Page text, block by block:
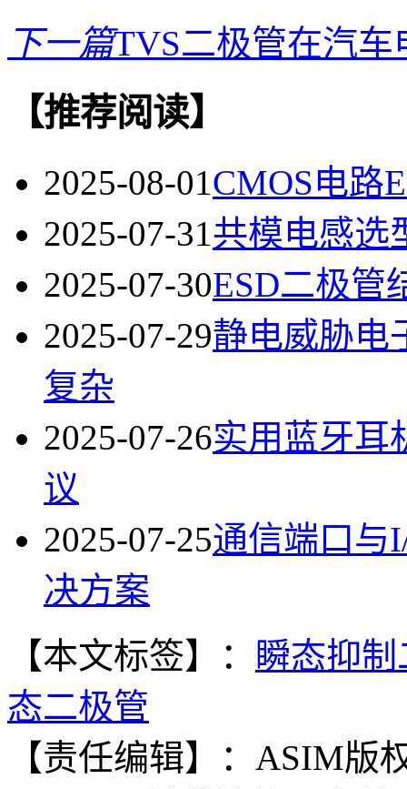
下一篇TVS二极管在汽
【推荐阅读】
2025-08-01CMOS电路
2025-07-31共模电感选
2025-07-30ESD二极管
2025-07-29静电威胁电
复杂
2025-07-26实用蓝牙耳
议
2025-07-25通信端口与
决方案
【本文标签】：
瞬态抑
态二极管
【责任编辑】：ASIM版